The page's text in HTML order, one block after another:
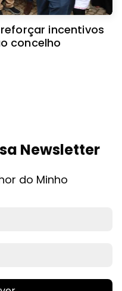
incentivos
concelho
Newsletter
do Minho